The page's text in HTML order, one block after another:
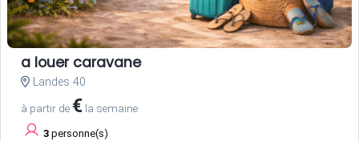
a louer caravane
Landes 40
à partir de € la semaine
3 personne(s)